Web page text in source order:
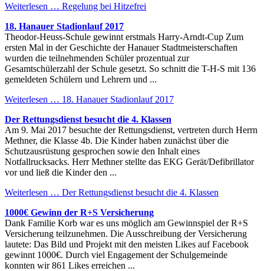
Weiterlesen … Regelung bei Hitzefrei
18. Hanauer Stadionlauf 2017
Theodor-Heuss-Schule gewinnt erstmals Harry-Arndt-Cup Zum
ersten Mal in der Geschichte der Hanauer Stadtmeisterschaften
wurden die teilnehmenden Schüler prozentual zur
Gesamtschülerzahl der Schule gesetzt. So schnitt die T-H-S mit 136
gemeldeten Schülern und Lehrern und ...
Weiterlesen … 18. Hanauer Stadionlauf 2017
Der Rettungsdienst besucht die 4. Klassen
Am 9. Mai 2017 besuchte der Rettungsdienst, vertreten durch Herrn
Methner, die Klasse 4b. Die Kinder haben zunächst über die
Schutzausrüstung gesprochen sowie den Inhalt eines
Notfallrucksacks. Herr Methner stellte das EKG Gerät/Defibrillator
vor und ließ die Kinder den ...
Weiterlesen … Der Rettungsdienst besucht die 4. Klassen
1000€ Gewinn der R+S Versicherung
Dank Familie Korb war es uns möglich am Gewinnspiel der R+S
Versicherung teilzunehmen. Die Ausschreibung der Versicherung
lautete: Das Bild und Projekt mit den meisten Likes auf Facebook
gewinnt 1000€. Durch viel Engagement der Schulgemeinde
konnten wir 861 Likes erreichen ...